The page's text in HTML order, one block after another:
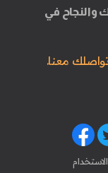
والنجاح في
معنا.